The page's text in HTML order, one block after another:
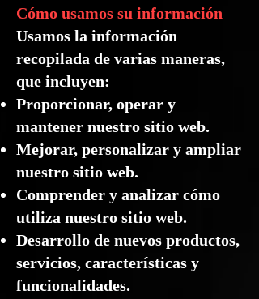
Cómo usamos su información
Usamos la información
recopilada de varias maneras,
que incluyen:
Proporcionar, operar y
mantener nuestro sitio web.
Mejorar, personalizar y ampliar
nuestro sitio web.
Comprender y analizar cómo
utiliza nuestro sitio web.
Desarrollo de nuevos productos,
servicios, características y
funcionalidades.